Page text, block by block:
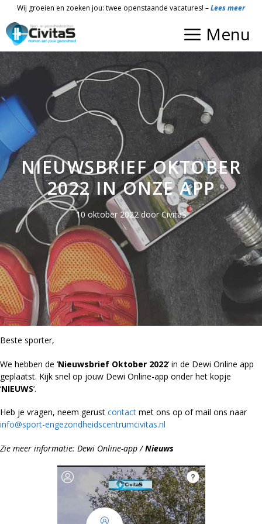
de
inhoud
Wij groeien en zoeken jou: twee openstaande vacatures! –Lees meer
Menu
NIEUWSBRIEF OKTOBER
2022 IN ONZE APP
10 oktober 2022doorCivitaS
Beste sporter,
We hebben de ‘Nieuwsbrief Oktober 2022‘ in de Dewi Online app
geplaatst. Kijk snel op jouw Dewi Online-app onder het kopje
‘NIEUWS‘.
Heb je vragen, neem gerust contact met ons op of mail ons naar
info@sport-engezondheidscentrumcivitas.nl
Zie meer informatie: Dewi Online-app /Nieuws